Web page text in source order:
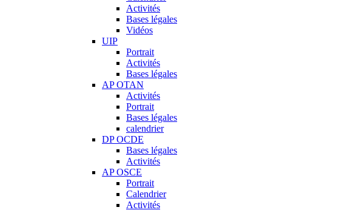
Activités
Bases légales
Vidéos
UIP
Portrait
Activités
Bases légales
AP OTAN
Activités
Portrait
Bases légales
calendrier
DP OCDE
Bases légales
Activités
AP OSCE
Portrait
Calendrier
Activités